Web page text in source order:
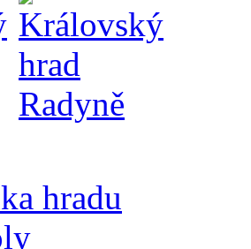
hradu